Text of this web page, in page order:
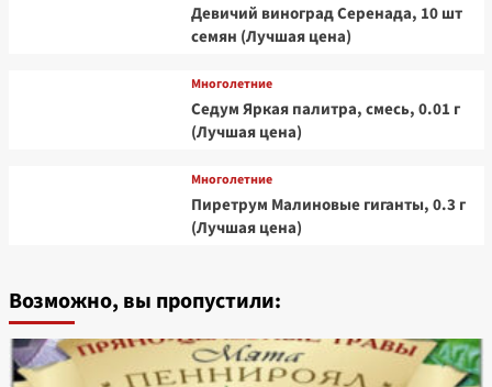
Девичий виноград Серенада, 10 шт
семян (Лучшая цена)
Многолетние
Седум Яркая палитра, смесь, 0.01 г
(Лучшая цена)
Многолетние
Пиретрум Малиновые гиганты, 0.3 г
(Лучшая цена)
Возможно, вы пропустили: